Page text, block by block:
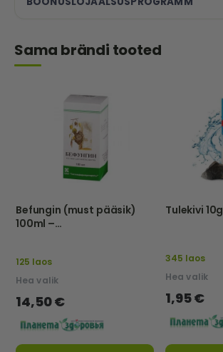
Sama brändi tooted
Befungin (must pääsik)
100ml –
125 laos
Hea valik
14,50 €
Tulekivi 10g
345 laos
Hea valik
1,95 €